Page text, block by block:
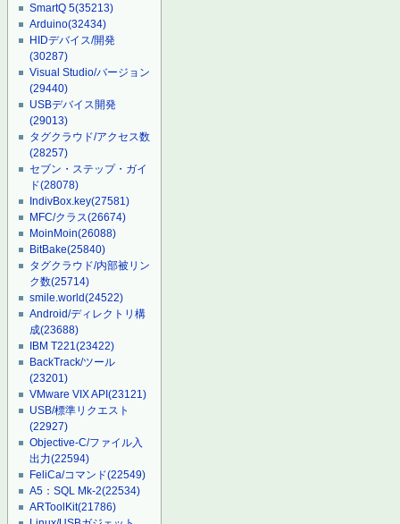
SmartQ 5(35213)
Arduino(32434)
HIDデバイス/開発
(30287)
Visual Studio/バージョン
(29440)
USBデバイス開発
(29013)
タグクラウド/アクセス数
(28257)
セブン・ステップ・ガイ
ド(28078)
IndivBox.key(27581)
MFC/クラス(26674)
MoinMoin(26088)
BitBake(25840)
タグクラウド/内部被リン
ク数(25714)
smile.world(24522)
Android/ディレクトリ構
成(23688)
IBM T221(23422)
BackTrack/ツール
(23201)
VMware VIX API(23121)
USB/標準リクエスト
(22927)
Objective-C/ファイル入
出力(22594)
FeliCa/コマンド(22549)
A5：SQL Mk-2(22534)
ARToolKit(21786)